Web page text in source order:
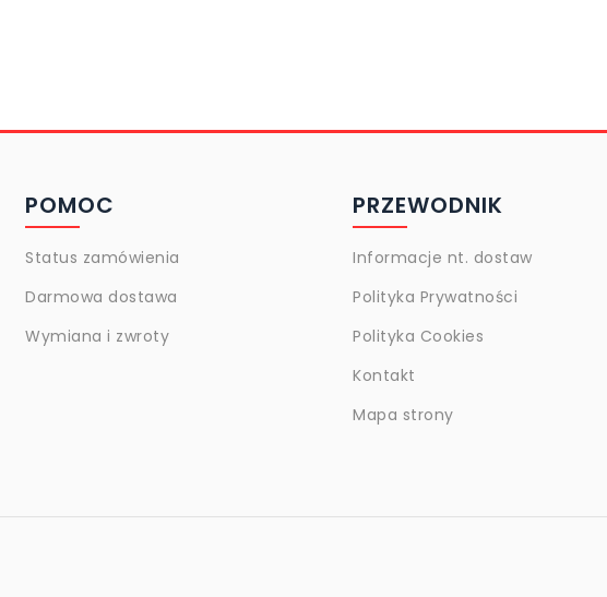
POMOC
Status zamówienia
Darmowa dostawa
Wymiana i zwroty
PRZEWODNIK
Informacje nt. dostaw
Polityka Prywatności
Polityka Cookies
Kontakt
Mapa strony